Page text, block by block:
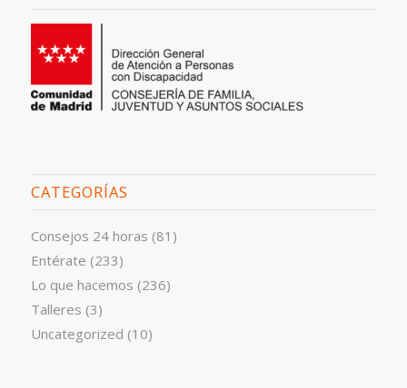
CATEGORÍAS
Consejos 24 horas (81)
Entérate (233)
Lo que hacemos (236)
Talleres (3)
Uncategorized (10)